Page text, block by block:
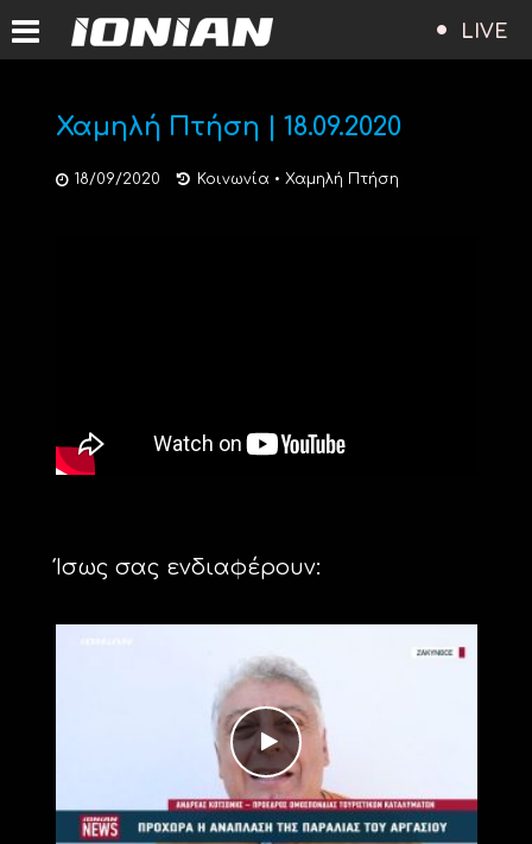
LIVE
Χαμηλή Πτήση | 18.09.2020
18/09/2020 Κοινωνία • Χαμηλή Πτήση
Ίσως σας ενδιαφέρουν: